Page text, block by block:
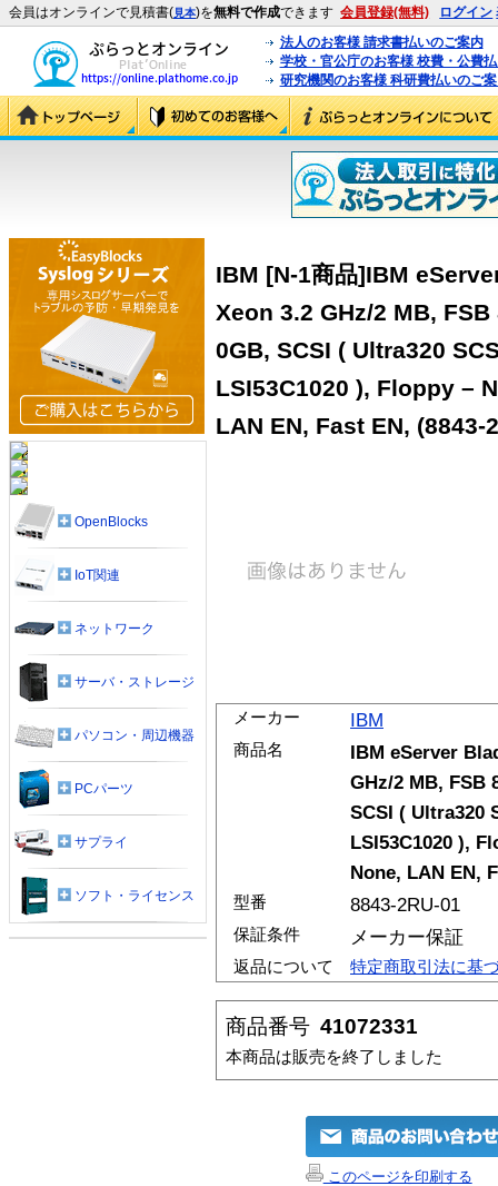
会員はオンラインで見積書(見本)を無料で作成できます 会員登録(無料) ログイン
法人のお客様 請求書払いのご案内
学校・官公庁のお客様 校費・公費
研究機関のお客様 科研費払いのご
IBM [N-1商品]IBM
Xeon 3.2 GHz/2 MB,
0GB, SCSI ( Ultra320
LSI53C1020 ), Floppy –
LAN EN, Fast EN, (8843-
メーカー IBM
商品名
IBM eServer
GHz/2 MB, FSB
SCSI ( Ultra320
LSI53C1020 ),
None, LAN EN,
型番 8843-2RU-01
保証条件 メーカー保証
返品について 特定商取引法に基
商品番号 41072331
本商品は販売を終了しました
このページを印刷する
OpenBlocks
IoT関連
ネットワーク
サーバ・ストレージ
パソコン・周辺機器
PCパーツ
サプライ
ソフト・ライセンス